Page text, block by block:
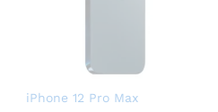
iPhone 12 Pro Max